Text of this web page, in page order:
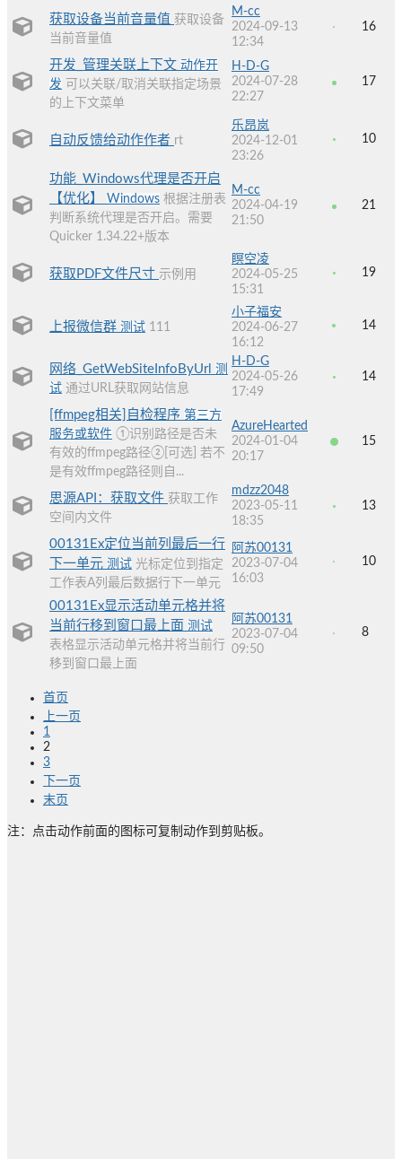
获取设备当前音量值 获取设备
当前音量值
M-cc
2024-09-13
12:34
16
开发_管理关联上下文 动作开
发 可以关联/取消关联指定场景
的上下文菜单
H-D-G
2024-07-28
22:27
17
自动反馈给动作作者 rt
乐昂岚
2024-12-01
23:26
10
功能_Windows代理是否开启
【优化】
Windows 根据注册表
判断系统代理是否开启。需要
Quicker 1.34.22+版本
M-cc
2024-04-19
21:50
21
获取PDF文件尺寸 示例用
瞑空凌
2024-05-25
15:31
19
上报微信群 测试 111
小子福安
2024-06-27
16:12
14
网络_GetWebSiteInfoByUrl 测
试 通过URL获取网站信息
H-D-G
2024-05-26
17:49
14
[ffmpeg相关]自检程序 第三方
服务或软件 ①识别路径是否未
有效的ffmpeg路径②[可选] 若不
是有效ffmpeg路径则自...
AzureHearted
2024-01-04
20:17
15
思源API：获取文件 获取工作
空间内文件
mdzz2048
2023-05-11
18:35
13
00131Ex定位当前列最后一行
下一单元 测试 光标定位到指定
工作表A列最后数据行下一单元
阿苏00131
2023-07-04
16:03
10
00131Ex显示活动单元格并将
当前行移到窗口最上面 测试
表格显示活动单元格并将当前行
移到窗口最上面
阿苏00131
2023-07-04
09:50
8
首页
上一页
1
2
3
下一页
末页
注：点击动作前面的图标可复制动作到剪贴板。